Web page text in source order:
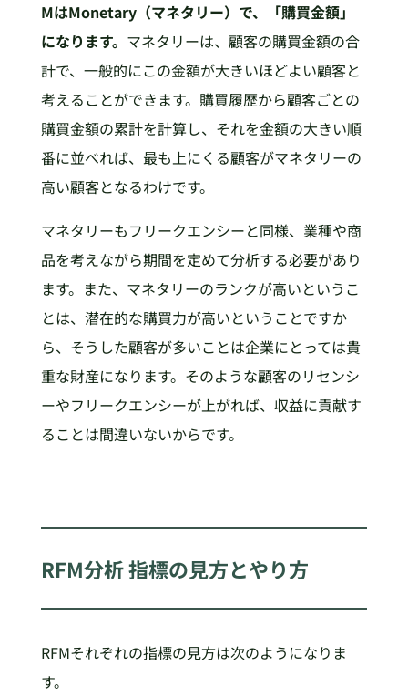
MはMonetary（マネタリー）で、「購買金額」
になります。 マネタリーは、顧客の購買金額の合
計で、一般的にこの金額が大きいほどよい顧客と
考えることができます。購買履歴から顧客ごとの
購買金額の累計を計算し、それを金額の大きい順
番に並べれば、最も上にくる顧客がマネタリーの
高い顧客となるわけです。
マネタリーもフリークエンシーと同様、業種や商
品を考えながら期間を定めて分析する必要があり
ます。また、マネタリーのランクが高いというこ
とは、潜在的な購買力が高いということですか
ら、そうした顧客が多いことは企業にとっては貴
重な財産になります。そのような顧客のリセンシ
ーやフリークエンシーが上がれば、収益に貢献す
ることは間違いないからです。
RFM分析 指標の見方とやり方
RFMそれぞれの指標の見方は次のようになりま
す。